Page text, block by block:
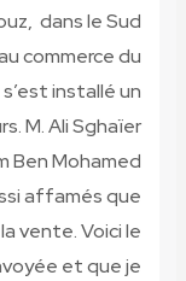
dans le Sud
commerce du
installé un
M. Ali Sghaïer
Ben Mohamed
affamés que
la vente. Voici le
et que je